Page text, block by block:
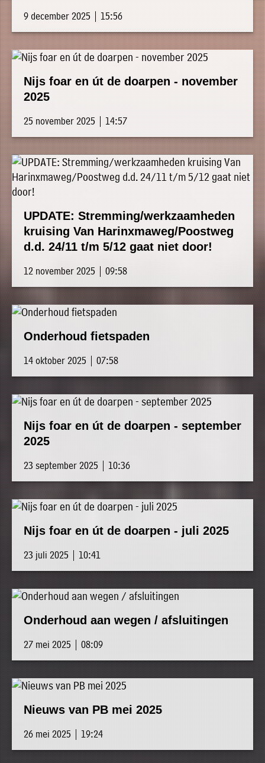
9 december 2025 | 15:56
Nijs foar en út de doarpen - november
2025
25 november 2025 | 14:57
UPDATE: Stremming/werkzaamheden
kruising Van Harinxmaweg/Poostweg
d.d. 24/11 t/m 5/12 gaat niet door!
12 november 2025 | 09:58
Onderhoud fietspaden
14 oktober 2025 | 07:58
Nijs foar en út de doarpen - september
2025
23 september 2025 | 10:36
Nijs foar en út de doarpen - juli 2025
23 juli 2025 | 10:41
Onderhoud aan wegen / afsluitingen
27 mei 2025 | 08:09
Nieuws van PB mei 2025
26 mei 2025 | 19:24